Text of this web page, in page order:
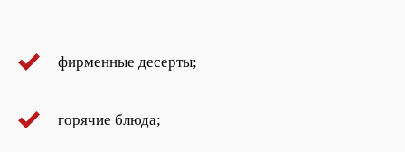
фирменные десерты;
горячие блюда;